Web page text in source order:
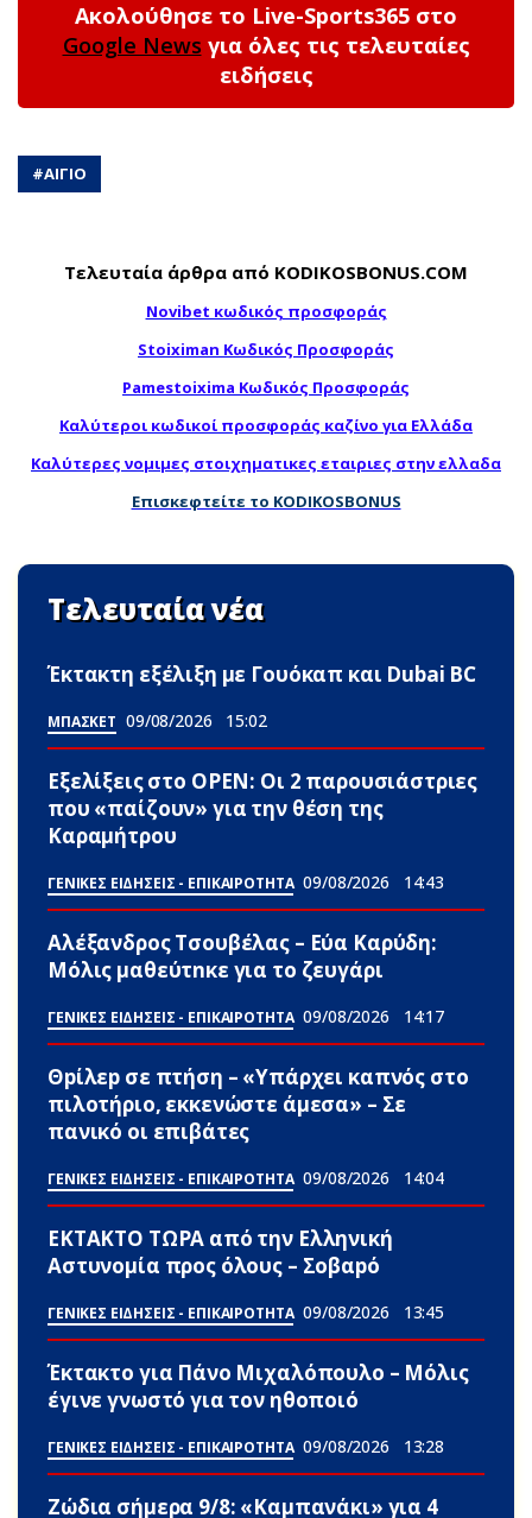
Ακολούθησε το Live-Sports365 στο
Google News για όλες τις τελευταίες
ειδήσεις
#ΑΙΓΙΟ
Τελευταία άρθρα από KODIKOSBONUS.COM
Novibet κωδικός προσφοράς
Stoiximan Κωδικός Προσφοράς
Pamestoixima Κωδικός Προσφοράς
Καλύτεροι κωδικοί προσφοράς καζίνο για Ελλάδα
Καλύτερες νομιμες στοιχηματικες εταιριες στην ελλαδα
Επισκεφτείτε το KODIKOSBONUS
Τελευταία νέα
Έκτακτη εξέλιξη με Γουόκαπ και Dubai BC
ΜΠΑΣΚΕΤ 09/08/2026 15:02
Εξελίξεις στο OPEN: Οι 2 παρουσιάστριες
που «παίζουν» για την θέση της
Καραμήτρου
ΓΕΝΙΚΕΣ ΕΙΔΗΣΕΙΣ - ΕΠΙΚΑΙΡΟΤΗΤΑ 09/08/2026 14:43
Αλέξανδρος Τσουβέλας – Εύα Καρύδη:
Μόλις μαθεύτnκε για το ζευγάρι
ΓΕΝΙΚΕΣ ΕΙΔΗΣΕΙΣ - ΕΠΙΚΑΙΡΟΤΗΤΑ 09/08/2026 14:17
Θpίλεp σε πτήση – «Υπάρχει καπνός στο
πιλοτήριο, εκκενώστε άμεσα» – Σε
πανικό οι επιβάτες
ΓΕΝΙΚΕΣ ΕΙΔΗΣΕΙΣ - ΕΠΙΚΑΙΡΟΤΗΤΑ 09/08/2026 14:04
ΕΚΤΑΚΤΟ ΤΩPA από την Ελληνική
Αστυνομία προς όλους – Σοβαpό
ΓΕΝΙΚΕΣ ΕΙΔΗΣΕΙΣ - ΕΠΙΚΑΙΡΟΤΗΤΑ 09/08/2026 13:45
Έκτακτο για Πάνο Μιχαλόπουλο – Μόλις
έγινε γνωστό για τον ηθοποιό
ΓΕΝΙΚΕΣ ΕΙΔΗΣΕΙΣ - ΕΠΙΚΑΙΡΟΤΗΤΑ 09/08/2026 13:28
Ζώδια σήμερα 9/8: «Καμπανάκι» για 4